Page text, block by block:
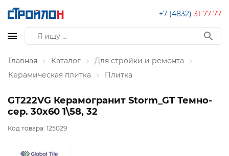
+7 (4832) 31-77-77
Главная Каталог
Для стройки и ремонта
Керамическая плитка
Плитка
GT222VG Керамогранит Storm_GT Темно-
сер. 30x60 1\58, 32
Код товара: 125029